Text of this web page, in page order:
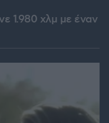
1.980 χλμ με έναν